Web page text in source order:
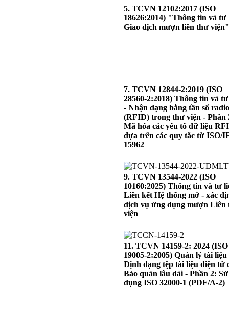
5. TCVN 12102:2017 (ISO
18626:2014) "Thông tin và tư
Giao dịch mượn liên thư viện"
7. TCVN 12844-2:2019 (ISO
28560-2:2018) Thông tin và
- Nhận dạng bằng tần số radio
(RFID) trong thư viện - Phần
Mã hóa các yếu tố dữ liệu
dựa trên các quy tắc từ ISO/
15962
9. TCVN 13544-2022 (ISO
10160:2025) Thông tin và tư
Liên kết Hệ thống mở - xác
dịch vụ ứng dụng mượn Liên
viện
11. TCVN 14159-2: 2024 (ISO
19005-2:2005) Quản lý tài liệu
Định dạng tệp tài liệu điện tử
Bảo quản lâu dài - Phần 2: Sử
dụng ISO 32000-1 (PDF/A-2)